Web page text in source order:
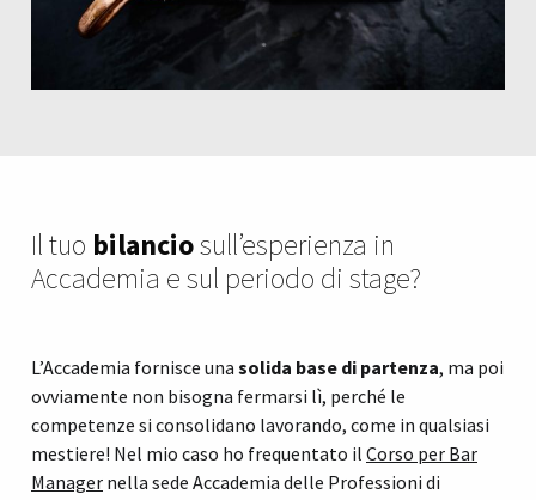
Il tuo bilanciosull’esperienza in
Accademia e sul periodo di stage?
L’Accademia fornisce una solida base di partenza, ma poi
ovviamente non bisogna fermarsi lì, perché le
competenze si consolidano lavorando, come in qualsiasi
mestiere! Nel mio caso ho frequentato il Corso per Bar
Manager nella sede Accademia delle Professioni di